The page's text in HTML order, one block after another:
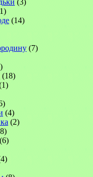
(3)
(14)
(7)
(18)
(4)
(2)
(6)